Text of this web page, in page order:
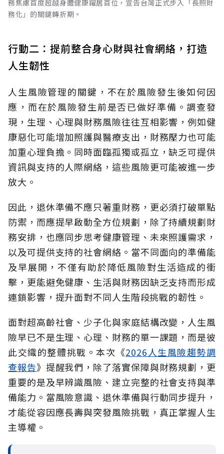
務焦慮首度超越身體健康躍居首位，宣告台灣正式步入「長照財
務化」的關鍵轉折期。
行動二：提前整合身心財與社會網絡，打造
人生韌性
人生風險管理的關鍵，不在於風險發生後如何因
應，而在於風險發生前是否已做好準備。調查發
現，生理、心理與財務風險往往互相影響，例如健
康惡化可能增加照護與醫療支出，財務壓力也可能
加重心理負擔。同時面臨孤獨或孤立，缺乏可提供
資訊與支持的人際網絡，這些風險更可能被進一步
放大。
因此，退休準備不應只著重財務，更必須打破單點
防禦，而應提早啟動全方位規劃，除了持續規劃財
務安排，也應同步思考健康管理、未來照護需求，
以及可提供支持的社會網絡。當不同面向的準備能
及早展開，不僅有助於降低風險對生活造成的衝
擊，更能避免健康、生活與財務因缺乏支持而形成
連鎖影響，提升面對不同人生階段挑戰的韌性。
面對超高齡社會、少子化與家庭結構改變，人生風
險早已不是生理、心理、財務的單一課題，而是彼
此交織的整體挑戰。本次《2026人生風險趨勢調
查報告》提醒我們，除了落實保障與財務規劃，更
重要的是及早辨識風險、建立完整的社會支持與準
備能力。當風險意識、退休準備與行動同步提升，
才能從容因應長壽與突發風險挑戰，真正掌握人生
主導權。